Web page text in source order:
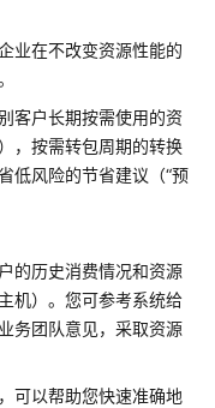
业在不改变资源性能的
客户长期按需使用的资
，按需转包周期的转换
低风险的节省建议（“预
的历史消费情况和资源
机）。您可参考系统给
务团队意见，采取资源
可以帮助您快速准确地